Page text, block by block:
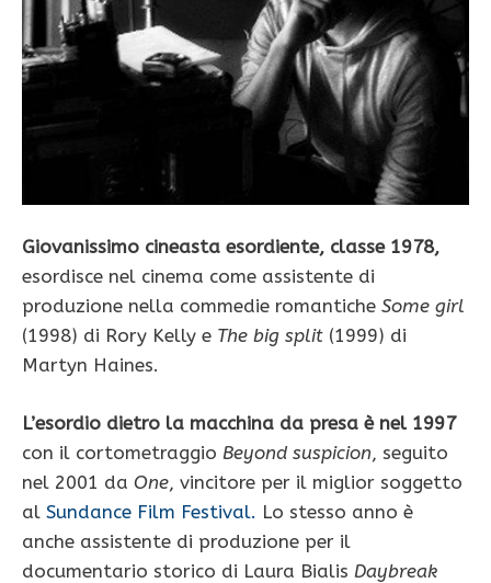
Giovanissimo cineasta esordiente, classe 1978,
esordisce nel cinema come assistente di
produzione nella commedie romantiche Some girl
(1998) di Rory Kelly e The big split (1999) di
Martyn Haines.
L’esordio dietro la macchina da presa è nel 1997
con il cortometraggio Beyond suspicion, seguito
nel 2001 da One, vincitore per il miglior soggetto
al Sundance Film Festival. Lo stesso anno è
anche assistente di produzione per il
documentario storico di Laura Bialis Daybreak